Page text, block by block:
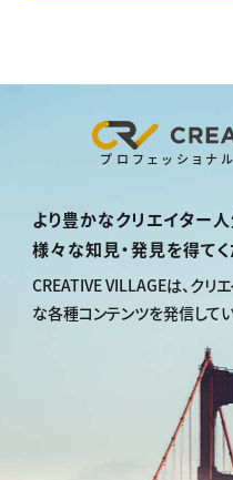
プロフェッショ
より豊かなクリエイター人
様々な知見・発見を得てく
CREATIVE VILLAGEは、クリ
な各種コンテンツを発信してい